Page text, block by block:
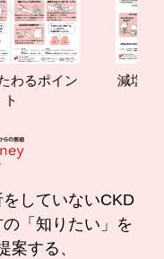
るポイン
減塩やた
していないCKD
「知りたい」を
案する、